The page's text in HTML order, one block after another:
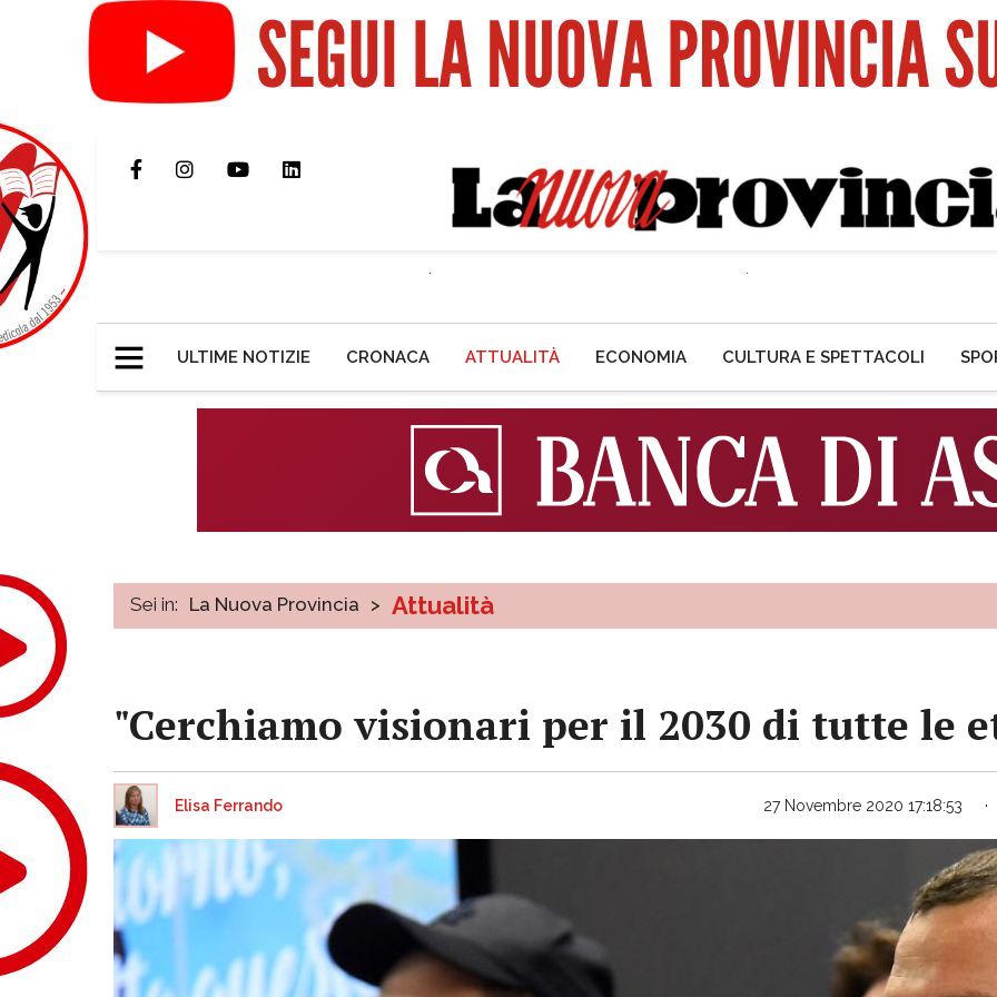
ULTIME NOTIZIE CRONACA ATTUALITÀ ECONOMIA CULTURA E SPETTACOLI
Sei in: La Nuova Provincia > Attualità
"Cerchiamo visionari per il 2030 di tutte le
Elisa Ferrando 27 Novembre 2020 17:18:53